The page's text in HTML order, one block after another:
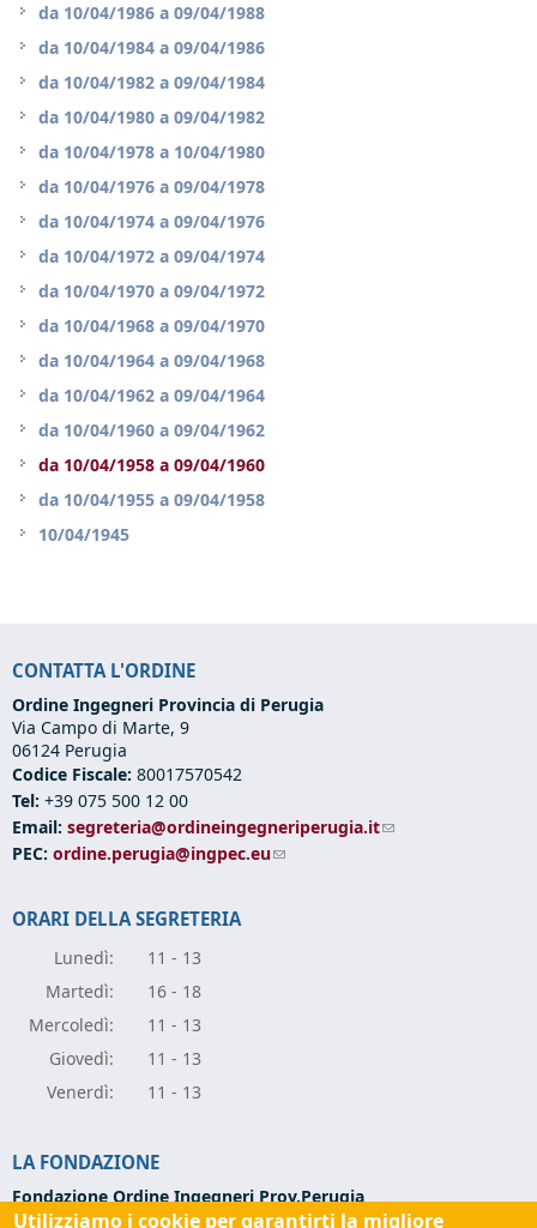
da 10/04/1986 a 09/04/1988
da 10/04/1984 a 09/04/1986
da 10/04/1982 a 09/04/1984
da 10/04/1980 a 09/04/1982
da 10/04/1978 a 10/04/1980
da 10/04/1976 a 09/04/1978
da 10/04/1974 a 09/04/1976
da 10/04/1972 a 09/04/1974
da 10/04/1970 a 09/04/1972
da 10/04/1968 a 09/04/1970
da 10/04/1964 a 09/04/1968
da 10/04/1962 a 09/04/1964
da 10/04/1960 a 09/04/1962
da 10/04/1958 a 09/04/1960
da 10/04/1955 a 09/04/1958
10/04/1945
CONTATTA L'ORDINE
Ordine Ingegneri Provincia di Perugia
Via Campo di Marte, 9
06124 Perugia
Codice Fiscale: 80017570542
Tel: +39 075 500 12 00
Email: segreteria@ordineingegneriperugia.it(link sends e-mail)
PEC: ordine.perugia@ingpec.eu(link sends e-mail)
ORARI DELLA SEGRETERIA
Lunedì:
11 - 13
Martedì:
16 - 18
Mercoledì:
11 - 13
Giovedì:
11 - 13
Venerdì: 11 - 13
LA FONDAZIONE
Fondazione Ordine Ingegneri Prov.Perugia
Via Campo di Marte, 9 - 06124 Perugia
Utilizziamo i cookie per garantirti la migliore